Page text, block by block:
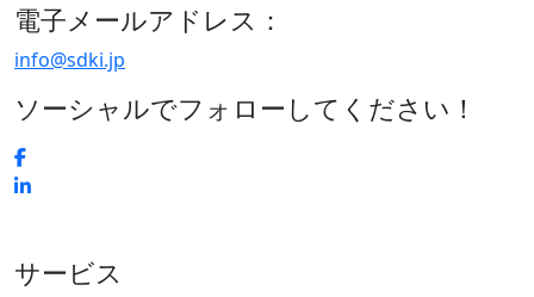
電子メールアドレス：
info@sdki.jp
ソーシャルでフォローしてください！
サービス